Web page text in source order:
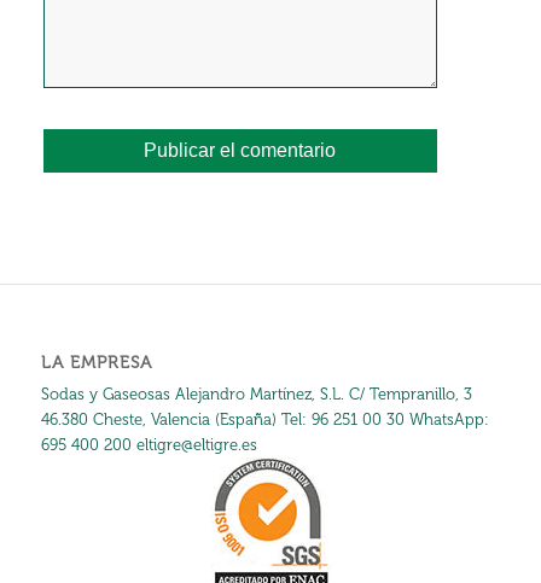
LA EMPRESA
Sodas y Gaseosas Alejandro Martínez, S.L. C/ Tempranillo, 3
46.380 Cheste, Valencia (España) Tel: 96 251 00 30 WhatsApp:
695 400 200 eltigre@eltigre.es